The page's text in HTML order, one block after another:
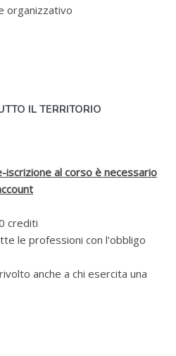
organizzativo
IL TERRITORIO
al corso è necessario
crediti
le professioni con l'obbligo
anche a chi esercita una